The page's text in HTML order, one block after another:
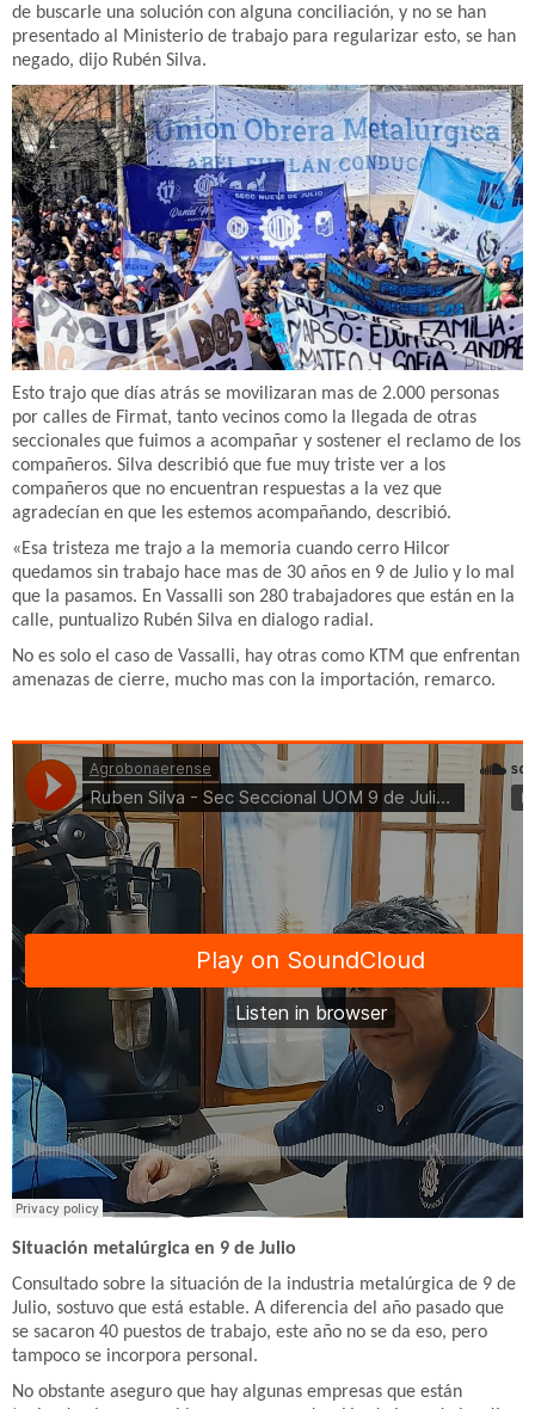
de buscarle una solución con alguna conciliación, y no se han
presentado al Ministerio de trabajo para regularizar esto, se han
negado, dijo Rubén Silva.
Esto trajo que días atrás se movilizaran mas de 2.000 personas
por calles de Firmat, tanto vecinos como la llegada de otras
seccionales que fuimos a acompañar y sostener el reclamo de los
compañeros. Silva describió que fue muy triste ver a los
compañeros que no encuentran respuestas a la vez que
agradecían en que les estemos acompañando, describió.
«Esa tristeza me trajo a la memoria cuando cerro Hilcor
quedamos sin trabajo hace mas de 30 años en 9 de Julio y lo mal
que la pasamos. En Vassalli son 280 trabajadores que están en la
calle, puntualizo Rubén Silva en dialogo radial.
No es solo el caso de Vassalli, hay otras como KTM que enfrentan
amenazas de cierre, mucho mas con la importación, remarco.
Situación metalúrgica en 9 de Julio
Consultado sobre la situación de la industria metalúrgica de 9 de
Julio, sostuvo que está estable. A diferencia del año pasado que
se sacaron 40 puestos de trabajo, este año no se da eso, pero
tampoco se incorpora personal.
No obstante aseguro que hay algunas empresas que están